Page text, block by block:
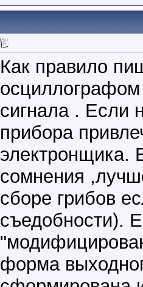
Как правило
сигнала . Если
прибора
электронщика.
сомнения
сборе грибов
съедобности).
форма